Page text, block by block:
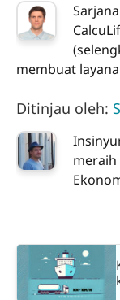
membuat
Ditinjau oleh:
meraih